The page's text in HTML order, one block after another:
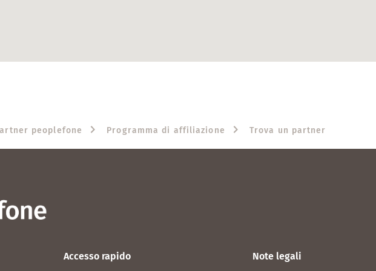
peoplefone Programma di affiliazione Trova un partner
Accesso rapido Note legali